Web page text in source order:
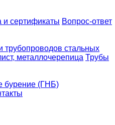
и сертификаты Вопрос-ответ
трубопроводов стальных
металлочерепица Трубы
бурение (ГНБ)